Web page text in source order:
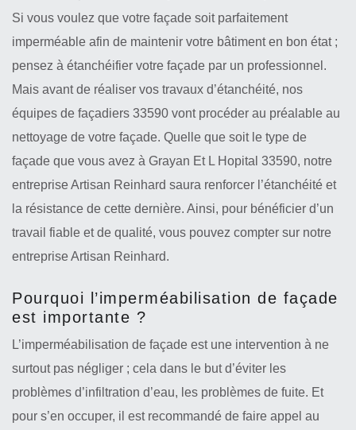
Si vous voulez que votre façade soit parfaitement
imperméable afin de maintenir votre bâtiment en bon état ;
pensez à étanchéifier votre façade par un professionnel.
Mais avant de réaliser vos travaux d’étanchéité, nos
équipes de façadiers 33590 vont procéder au préalable au
nettoyage de votre façade. Quelle que soit le type de
façade que vous avez à Grayan Et L Hopital 33590, notre
entreprise Artisan Reinhard saura renforcer l’étanchéité et
la résistance de cette dernière. Ainsi, pour bénéficier d’un
travail fiable et de qualité, vous pouvez compter sur notre
entreprise Artisan Reinhard.
Pourquoi l’imperméabilisation de façade
est importante ?
L’imperméabilisation de façade est une intervention à ne
surtout pas négliger ; cela dans le but d’éviter les
problèmes d’infiltration d’eau, les problèmes de fuite. Et
pour s’en occuper, il est recommandé de faire appel au